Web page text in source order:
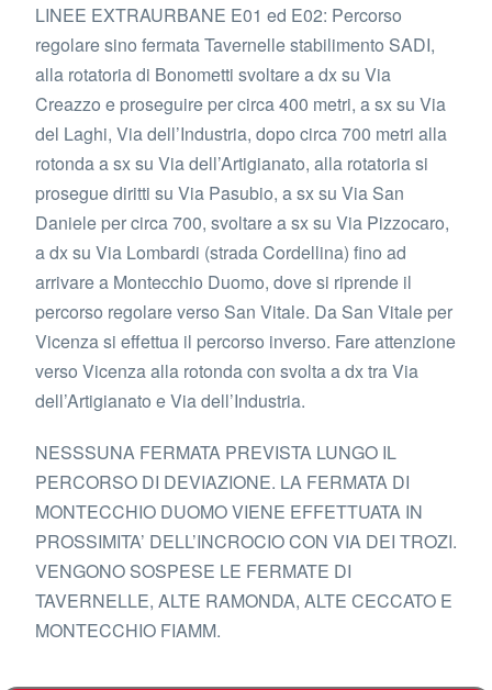
LINEE EXTRAURBANE E01 ed E02: Percorso
regolare sino fermata Tavernelle stabilimento SADI,
alla rotatoria di Bonometti svoltare a dx su Via
Creazzo e proseguire per circa 400 metri, a sx su Via
del Laghi, Via dell’Industria, dopo circa 700 metri alla
rotonda a sx su Via dell’Artigianato, alla rotatoria si
prosegue diritti su Via Pasubio, a sx su Via San
Daniele per circa 700, svoltare a sx su Via Pizzocaro,
a dx su Via Lombardi (strada Cordellina) fino ad
arrivare a Montecchio Duomo, dove si riprende il
percorso regolare verso San Vitale. Da San Vitale per
Vicenza si effettua il percorso inverso. Fare attenzione
verso Vicenza alla rotonda con svolta a dx tra Via
dell’Artigianato e Via dell’Industria.
NESSSUNA FERMATA PREVISTA LUNGO IL
PERCORSO DI DEVIAZIONE. LA FERMATA DI
MONTECCHIO DUOMO VIENE EFFETTUATA IN
PROSSIMITA’ DELL’INCROCIO CON VIA DEI TROZI.
VENGONO SOSPESE LE FERMATE DI
TAVERNELLE, ALTE RAMONDA, ALTE CECCATO E
MONTECCHIO FIAMM.